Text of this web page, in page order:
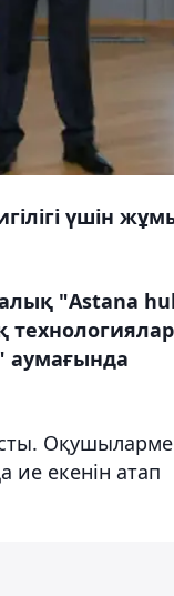
үшін
"Astana
технологиялар
аумағында
ие екенін атап